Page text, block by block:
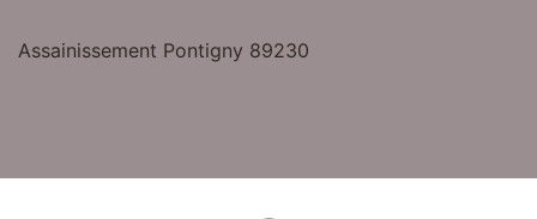
Assainissement Pontigny 89230